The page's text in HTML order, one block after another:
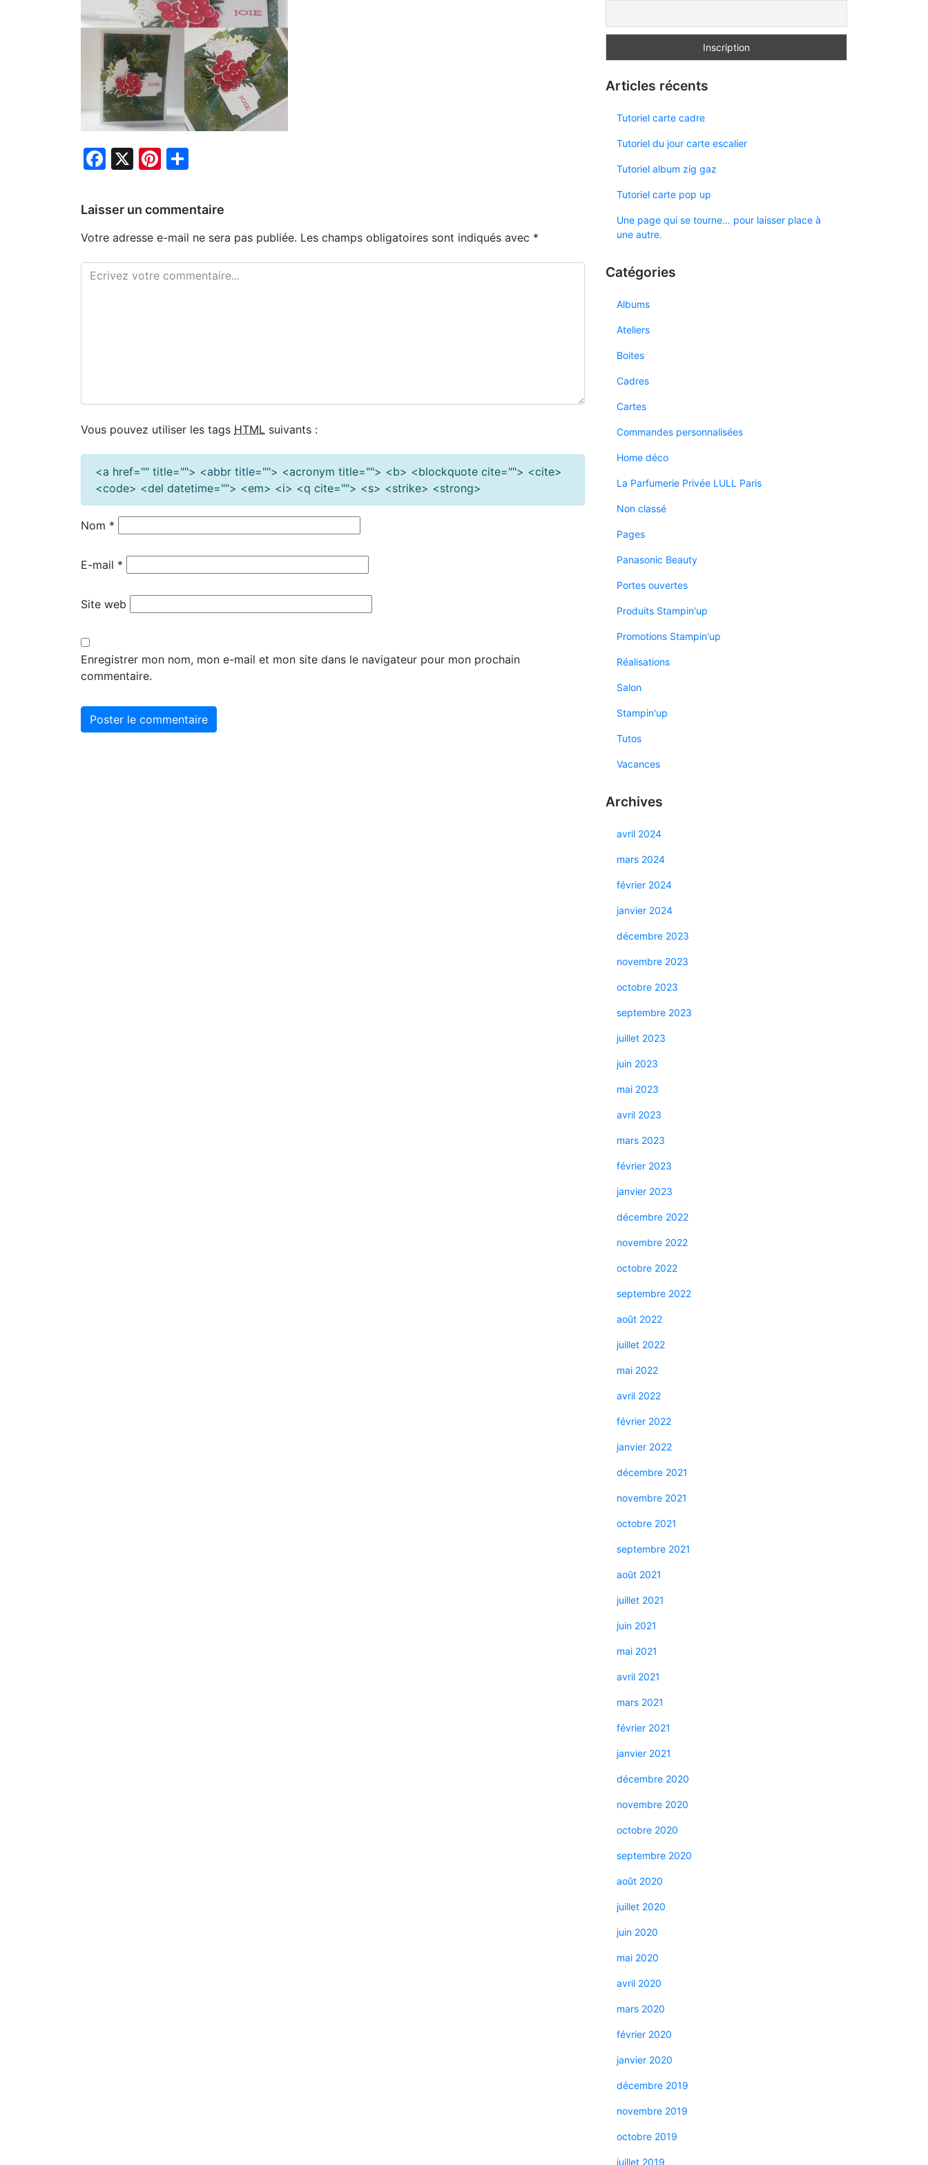
Facebook
X Pinterest
Laisser un commentaire
Votre adresse e-mail ne sera pas publiée. Les champs obligatoires sont indiqués avec *
Vous pouvez utiliser les tags HTML suivants :
<a href="" title=""> <abbr title=""> <acronym title=""> <b> <blockquote cite=""> <cite>
<code> <del datetime=""> <em> <i> <q cite=""> <s> <strike> <strong>
Nom *
E-mail *
Site web
Enregistrer mon nom, mon e-mail et mon site dans le navigateur pour mon prochain
commentaire.
Articles récents
Tutoriel carte cadre
Tutoriel du jour carte escalier
Tutoriel album zig gaz
Tutoriel carte pop up
Une page qui se tourne… pour laisser place à
une autre.
Catégories
Albums
Ateliers
Boites
Cadres
Cartes
Commandes personnalisées
Home déco
La Parfumerie Privée LULL Paris
Non classé
Pages
Panasonic Beauty
Portes ouvertes
Produits Stampin'up
Promotions Stampin'up
Réalisations
Salon
Stampin'up
Tutos
Vacances
Archives
avril 2024
mars 2024
février 2024
janvier 2024
décembre 2023
novembre 2023
octobre 2023
septembre 2023
juillet 2023
juin 2023
mai 2023
avril 2023
mars 2023
février 2023
janvier 2023
décembre 2022
novembre 2022
octobre 2022
septembre 2022
août 2022
juillet 2022
mai 2022
avril 2022
février 2022
janvier 2022
décembre 2021
novembre 2021
octobre 2021
septembre 2021
août 2021
juillet 2021
juin 2021
mai 2021
avril 2021
mars 2021
février 2021
janvier 2021
décembre 2020
novembre 2020
octobre 2020
septembre 2020
août 2020
juillet 2020
juin 2020
mai 2020
avril 2020
mars 2020
février 2020
janvier 2020
décembre 2019
novembre 2019
octobre 2019
juillet 2019